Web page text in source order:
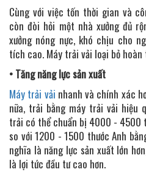
Cùng với việc tốn thời gian và
còn đòi hỏi một nhà xưởng đủ
xưởng nóng nực, khó chịu cho
tích cao. Máy trải vải loại bỏ hoàn
• Tăng năng lực sản xuất
Máy trải vải nhanh và chính xác
nữa, trải bằng máy trải vải hiệu
trải có thể chuẩn bị 4000 - 4500
so với 1200 - 1500 thước Anh
nghĩa là năng lực sản xuất lớn
là lợi tức đầu tư cao hơn.